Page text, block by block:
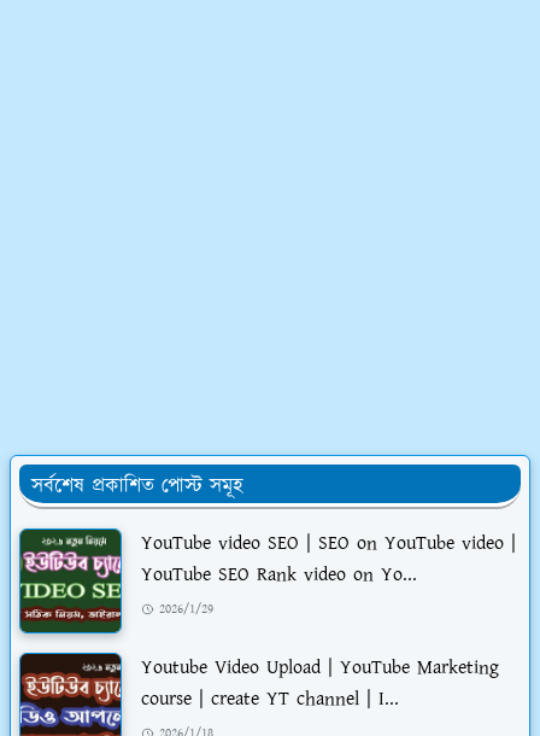
সর্বশেষ প্রকাশিত পোস্ট সমূহ
YouTube video SEO | SEO on YouTube video |
YouTube SEO Rank video on Yo...
2026/1/29
Youtube Video Upload | YouTube Marketing
course | create YT channel | I...